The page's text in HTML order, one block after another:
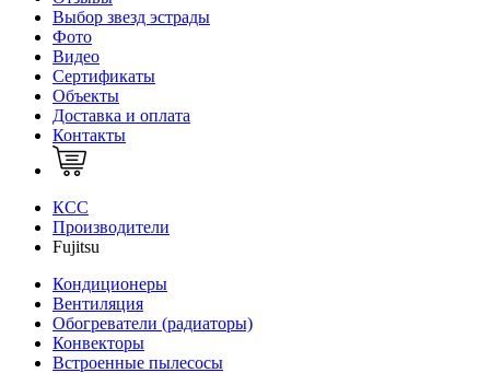
Выбор звезд эстрады
Фото
Видео
Сертификаты
Объекты
Доставка и оплата
Контакты
КСС
Производители
Fujitsu
Кондиционеры
Вентиляция
Обогреватели (радиаторы)
Конвекторы
Встроенные пылесосы